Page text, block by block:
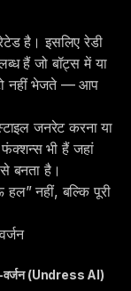
है। इसलिए रेडी
हैं जो बॉट्स में या
नहीं भेजते — आप
जनरेट करना या
भी हैं जहां
बनता है।
नहीं, बल्कि पूरी
वर्जन (Undress AI)